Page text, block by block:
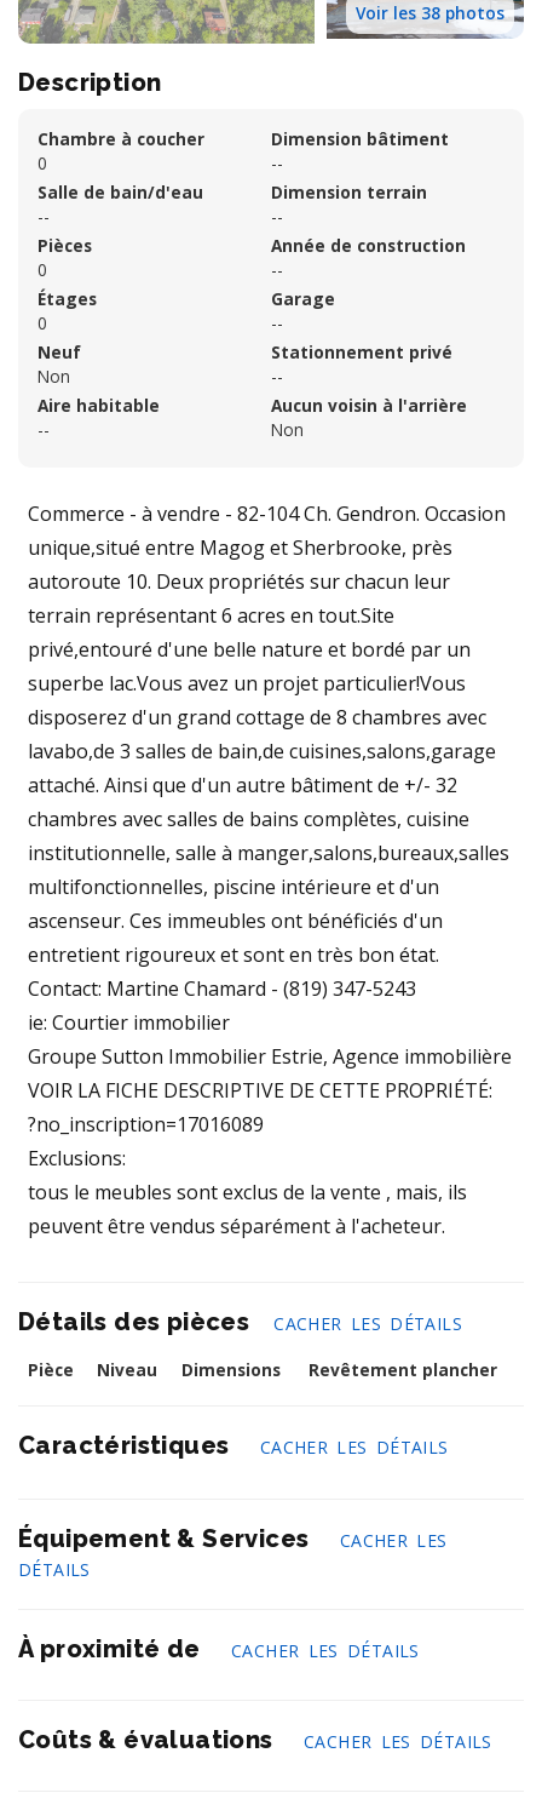
Voir les 38 photos
Description
Chambre à coucher
0
Salle de bain/d'eau
--
Pièces
0
Étages
0
Neuf
Non
Aire habitable
--
Dimension bâtiment
--
Dimension terrain
--
Année de construction
--
Garage
--
Stationnement privé
--
Aucun voisin à l'arrière
Non
Commerce - à vendre - 82-104 Ch. Gendron. Occasion
unique,situé entre Magog et Sherbrooke, près
autoroute 10. Deux propriétés sur chacun leur
terrain représentant 6 acres en tout.Site
privé,entouré d'une belle nature et bordé par un
superbe lac.Vous avez un projet particulier!Vous
disposerez d'un grand cottage de 8 chambres avec
lavabo,de 3 salles de bain,de cuisines,salons,garage
attaché. Ainsi que d'un autre bâtiment de +/- 32
chambres avec salles de bains complètes, cuisine
institutionnelle, salle à manger,salons,bureaux,salles
multifonctionnelles, piscine intérieure et d'un
ascenseur. Ces immeubles ont bénéficiés d'un
entretient rigoureux et sont en très bon état.
Contact: Martine Chamard - (819) 347-5243
ie: Courtier immobilier
Groupe Sutton Immobilier Estrie, Agence immobilière
VOIR LA FICHE DESCRIPTIVE DE CETTE PROPRIÉTÉ:
?no_inscription=17016089
Exclusions:
tous le meubles sont exclus de la vente , mais, ils
peuvent être vendus séparément à l'acheteur.
Détails des pièces
CACHER LES DÉTAILS
Pièce
Niveau Dimensions Revêtement plancher
Caractéristiques CACHER LES DÉTAILS
Équipement & Services
CACHER LES
DÉTAILS
À proximité de CACHER LES DÉTAILS
Coûts & évaluations CACHER LES DÉTAILS